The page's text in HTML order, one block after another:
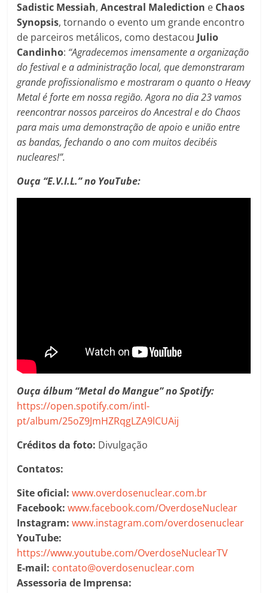
Sadistic Messiah,Ancestral Malediction e Chaos
Synopsis, tornando o evento um grande encontro
de parceiros metálicos, como destacouJulio
Candinho: “Agradecemos imensamente a organização
do festival e a administração local, que demonstraram
grande profissionalismo e mostraram o quanto o Heavy
Metal é forte em nossa região. Agora no dia 23 vamos
reencontrar nossos parceiros do Ancestral e do Chaos
para mais uma demonstração de apoio e união entre
as bandas, fechando o ano com muitos decibéis
nucleares!”.
Ouça “E.V.I.L.” no YouTube:
Ouça álbum “Metal do Mangue” no Spotify:
https://open.spotify.com/intl-
pt/album/25oZ9JmHZRqgLZA9lCUAij
Créditos da foto: Divulgação
Contatos:
Site oficial:www.overdosenuclear.com.br
Facebook:www.facebook.com/OverdoseNuclear
Instagram:www.instagram.com/overdosenuclear
YouTube:
https://www.youtube.com/OverdoseNuclearTV
E-mail: contato@overdosenuclear.com
Assessoria de Imprensa: